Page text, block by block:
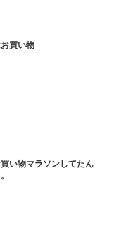
買い物
い物マラソンしてたん